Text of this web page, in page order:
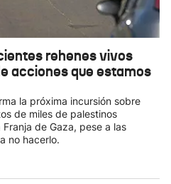
rehenes vivos
acciones que estamos
la próxima incursión sobre
de miles de palestinos
de Gaza, pese a las
no hacerlo.